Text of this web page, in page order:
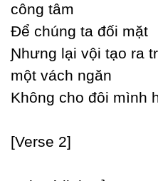
công tâm
Để chúng ta đối mặt
Ɲhưng lại vội tạo ra
một vách ngăn
Không cho đôi mình
[Verse 2]